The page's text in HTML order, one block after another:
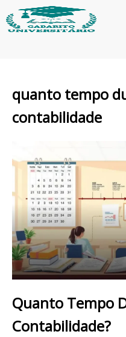
quanto tempo
contabilidade
Quanto Tempo
Contabilidade?